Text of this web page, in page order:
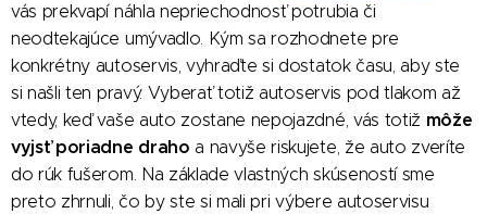
vás prekvapí náhla nepriechodnosť potrubia či
neodtekajúce umývadlo. Kým sa rozhodnete pre
konkrétny autoservis, vyhraďte si dostatok času, aby ste
si našli ten pravý. Vyberať totiž autoservis pod tlakom až
vtedy, keď vaše auto zostane nepojazdné, vás totiž môže
vyjsť poriadne draho a navyše riskujete, že auto zveríte
do rúk fušerom. Na základe vlastných skúseností sme
preto zhrnuli, čo by ste si mali pri výbere autoservisu